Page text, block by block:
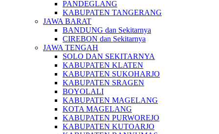
PANDEGLANG
KABUPATEN TANGERANG
JAWA BARAT
BANDUNG dan Sekitarnya
CIREBON dan Sekitarnya
JAWA TENGAH
SOLO DAN SEKITARNYA
KABUPATEN KLATEN
KABUPATEN SUKOHARJO
KABUPATEN SRAGEN
BOYOLALI
KABUPATEN MAGELANG
KOTA MAGELANG
KABUPATEN PURWOREJO
KABUPATEN KUTOARJO